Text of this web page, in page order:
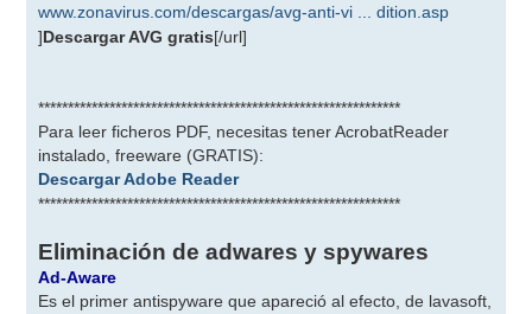
www.zonavirus.com/descargas/avg-anti-vi ... dition.asp
]Descargar AVG gratis[/url]
*************************************************************
Para leer ficheros PDF, necesitas tener AcrobatReader
instalado, freeware (GRATIS):
Descargar Adobe Reader
*************************************************************
Eliminación de adwares y spywares
Ad-Aware
Es el primer antispyware que apareció al efecto, de lavasoft,